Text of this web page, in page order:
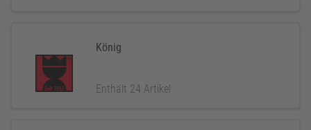
König
Enthält 24 Artikel